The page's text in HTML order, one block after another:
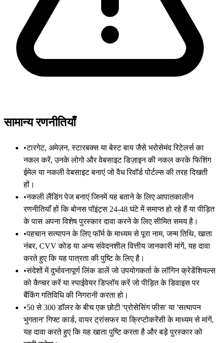
सामान्य रणनीतियाँ
•टारगेट, अमेज़न, स्टारबक्स या बेस्ट बाय जैसे भरोसेमंद रिटेलर्स का
नकल करें, उनके लोगो और वेबसाइट डिज़ाइन की नकल करके फिशिंग
ईमेल या नकली वेबसाइट बनाएं जो वैध रिवॉर्ड पोर्टल्स की तरह दिखती
हों।
•नकली लैंडिंग पेज बनाएं जिनमें यह बताने के लिए आपातकालीन
रणनीतियाँ हों कि बोनस पॉइंट्स 24-48 घंटे में समाप्त हो रहे हैं या पीड़ित
के पास अपना विशेष पुरस्कार दावा करने के लिए सीमित समय है।
•पहचान सत्यापन के लिए फॉर्म के माध्यम से पूरा नाम, जन्म तिथि, खाता
नंबर, CVV कोड या अन्य संवेदनशील वित्तीय जानकारी मांगें, यह दावा
करते हुए कि यह पात्रता की पुष्टि के लिए है।
•संदेशों में दुर्भावनापूर्ण लिंक डालें जो उपयोगकर्ता के लॉगिन क्रेडेंशियल्स
को कैप्चर करें या स्पाईवेयर डिप्लॉय करें जो पीड़ित के डिवाइस पर
बैंकिंग गतिविधि की निगरानी करता हो।
•50 से 300 डॉलर के बीच एक छोटी 'प्रोसेसिंग फीस' या 'सत्यापन
भुगतान' गिफ्ट कार्ड, वायर ट्रांसफर या क्रिप्टोकरेंसी के माध्यम से मांगें,
यह दावा करते हुए कि यह खाता पुष्टि करता है और बड़े पुरस्कार को